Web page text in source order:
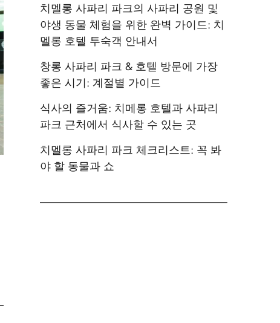
치멜롱 사파리 파크의 사파리 공원 및
야생 동물 체험을 위한 완벽 가이드: 치
멜롱 호텔 투숙객 안내서
창롱 사파리 파크 & 호텔 방문에 가장
좋은 시기: 계절별 가이드
식사의 즐거움: 치메롱 호텔과 사파리
파크 근처에서 식사할 수 있는 곳
치멜롱 사파리 파크 체크리스트: 꼭 봐
야 할 동물과 쇼